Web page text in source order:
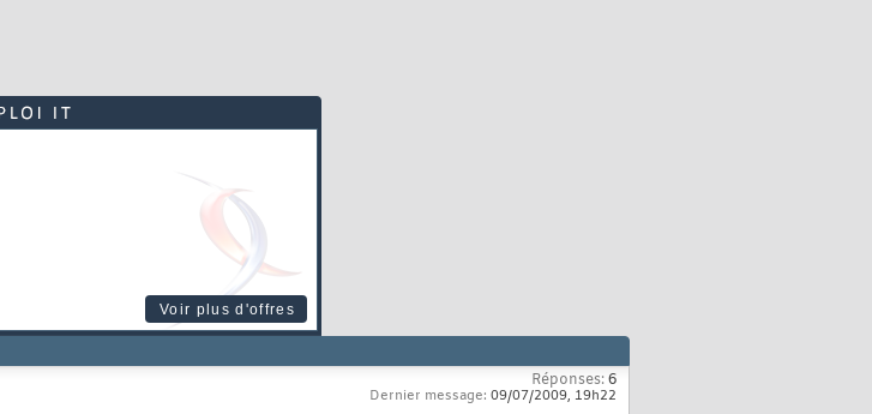
Voir plus d'offres
Réponses:6
Dernier message: 09/07/2009, 19h22